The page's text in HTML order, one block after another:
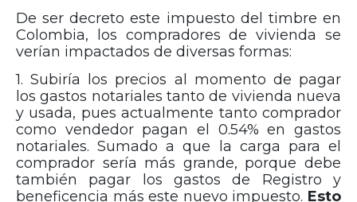
De ser decreto este impuesto del timbre en
Colombia, los compradores de vivienda se
verían impactados de diversas formas:
1. Subiría los precios al momento de pagar
los gastos notariales tanto de vivienda nueva
y usada, pues actualmente tanto comprador
como vendedor pagan el 0.54% en gastos
notariales. Sumado a que la carga para el
comprador sería más grande, porque debe
también pagar los gastos de Registro y
beneficencia más este nuevo impuesto. Esto